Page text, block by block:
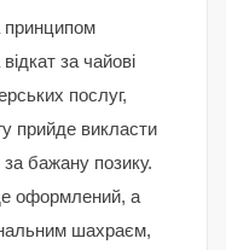
принципом
за чайові
послуг,
прийде викласти
бажану позику.
оформлений, а
шахраєм,